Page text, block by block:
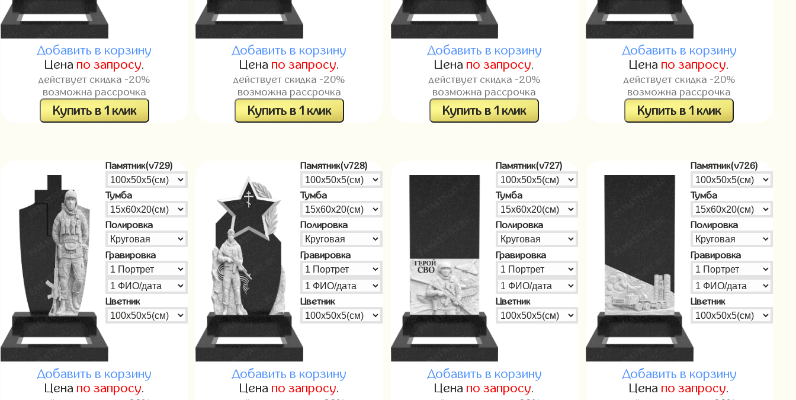
Добавить в корзину
Цена по запросу.
действует скидка -20%
возможна рассрочка
Купить в 1 клик
Добавить в корзину
Цена по запросу.
действует скидка -20%
возможна рассрочка
Купить в 1 клик
Добавить в корзину
Цена по запросу.
действует скидка -20%
возможна рассрочка
Купить в 1 клик
Добавить в корзину
Цена по запросу.
действует скидка -20%
возможна рассрочка
Купить в 1 клик
Памятник(v729)
Тумба
Полировка
Гравировка
Цветник
Добавить в корзину
Цена по запросу.
Памятник(v728)
Тумба
Полировка
Гравировка
Цветник
Добавить в корзину
Цена по запросу.
Памятник(v727)
Тумба
Полировка
Гравировка
Цветник
Добавить в корзину
Цена по запросу.
Памятник(v726)
Тумба
Полировка
Гравировка
Цветник
Добавить в корзину
Цена по запросу.